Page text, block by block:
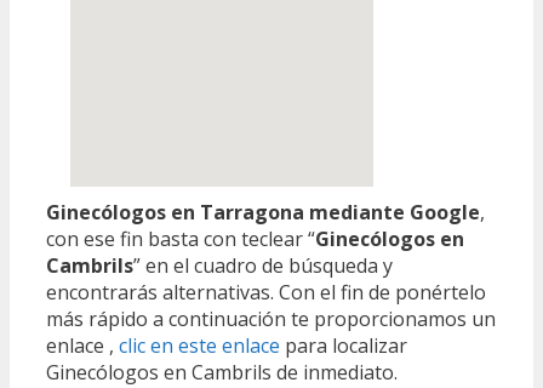
Ginecólogos en Tarragona mediante Google,
con ese fin basta con teclear “Ginecólogos en
Cambrils” en el cuadro de búsqueda y
encontrarás alternativas. Con el fin de ponértelo
más rápido a continuación te proporcionamos un
enlace , clic en este enlace para localizar
Ginecólogos en Cambrils de inmediato.